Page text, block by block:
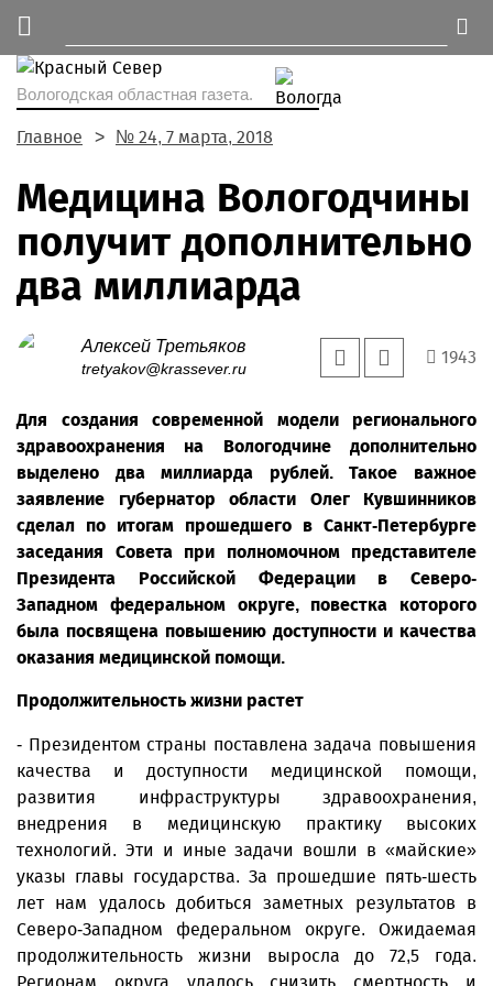
Вологодская областная газета.
Главное № 24, 7 марта, 2018
Медицина Вологодчины
получит дополнительно
два миллиарда
Алексей Третьяков
tretyakov@krassever.ru
1943
Для создания современной модели регионального
здравоохранения на Вологодчине дополнительно
выделено два миллиарда рублей. Такое важное
заявление губернатор области Олег Кувшинников
сделал по итогам прошедшего в Санкт-Петербурге
заседания Совета при полномочном представителе
Президента Российской Федерации в Северо-
Западном федеральном округе, повестка которого
была посвящена повышению доступности и качества
оказания медицинской помощи.
Продолжительность жизни растет
- Президентом страны поставлена задача повышения
качества и доступности медицинской помощи,
развития инфраструктуры здравоохранения,
внедрения в медицинскую практику высоких
технологий. Эти и иные задачи вошли в «майские»
указы главы государства. За прошедшие пять-шесть
лет нам удалось добиться заметных результатов в
Северо-Западном федеральном округе. Ожидаемая
продолжительность жизни выросла до 72,5 года.